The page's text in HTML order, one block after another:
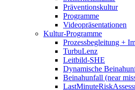
Präventionskultur
Programme
Videopräsentationen
Kultur-Programme
Prozessbegleitung +
TurbuLenz
Leitbild-SHE
Dynamische
Beinahunfall (near